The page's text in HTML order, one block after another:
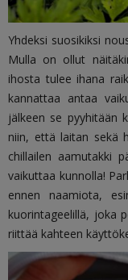
Yhdeksi suosikiksi
Mulla on ollut
ihosta tulee ihana
kannattaa antaa
jälkeen se pyyhitään
niin, että laitan sekä
chillailen aamutakki
vaikuttaa kunnolla!
ennen naamiota,
kuorintageelillä, joka
riittää kahteen